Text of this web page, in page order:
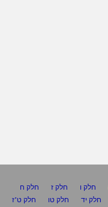
חלק ו חלק ז
חלק ח
חלק יד חלק טו
חלק ט"ז